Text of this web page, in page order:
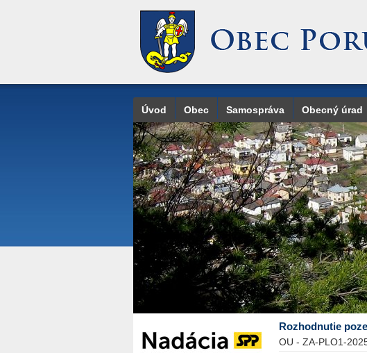
Úvod Obec Samospráva Obecný úrad
Rozhodnutie
OU - ZA-PLO1-